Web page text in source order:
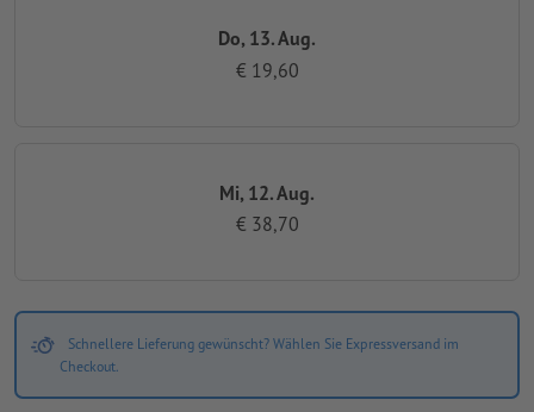
Do, 13. Aug.
€ 19,60
Mi, 12. Aug.
€ 38,70
Schnellere Lieferung gewünscht? Wählen Sie Expressversand im
Checkout.